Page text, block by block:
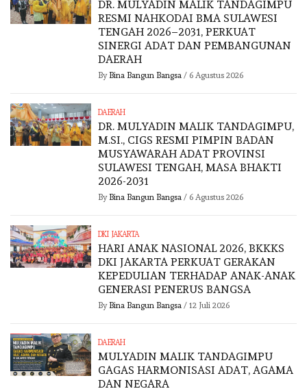
DR. MULYADIN MALIK TANDAGIMPU
RESMI NAHKODAI BMA SULAWESI
TENGAH 2026–2031, PERKUAT
SINERGI ADAT DAN PEMBANGUNAN
DAERAH
By Bina Bangun Bangsa / 6 Agustus 2026
DAERAH
DR. MULYADIN MALIK TANDAGIMPU,
M.SI., CIGS RESMI PIMPIN BADAN
MUSYAWARAH ADAT PROVINSI
SULAWESI TENGAH, MASA BHAKTI
2026-2031
By Bina Bangun Bangsa / 6 Agustus 2026
DKI JAKARTA
HARI ANAK NASIONAL 2026, BKKKS
DKI JAKARTA PERKUAT GERAKAN
KEPEDULIAN TERHADAP ANAK-ANAK
GENERASI PENERUS BANGSA
By Bina Bangun Bangsa / 12 Juli 2026
DAERAH
MULYADIN MALIK TANDAGIMPU
GAGAS HARMONISASI ADAT, AGAMA
DAN NEGARA